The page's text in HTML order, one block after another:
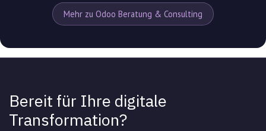
Mehr zu Odoo Beratung & Consulting
Bereit für Ihre digitale
Transformation?